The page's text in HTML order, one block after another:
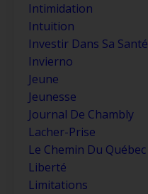
Intimidation
Intuition
Investir Dans Sa Santé
Invierno
Jeune
Jeunesse
Journal De Chambly
Lacher-Prise
Le Chemin Du Québec
Liberté
Limitations